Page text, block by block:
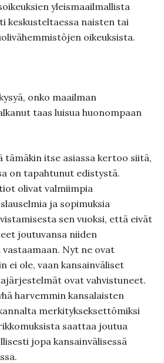
yleismaailmallista
keskusteltaessa naisten tai
oikeuksista.
onko maailman
taas luisua huonompaan
tämäkin itse asiassa kertoo siitä,
on tapahtunut edistystä.
olivat valmiimpia
ja sopimuksia
sen vuoksi, että eivät
joutuvansa niiden
Nyt ne ovat
ei ole, vaan kansainväliset
ovat vahvistuneet.
harvemmin kansalaisten
merkitykseksettömiksi
saattaa joutua
jopa kansainvälisessä